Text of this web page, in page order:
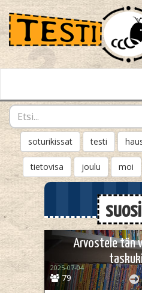
soturikissat testi
tietovisa joulu moi
Arvostele tän
79
2025-07-04